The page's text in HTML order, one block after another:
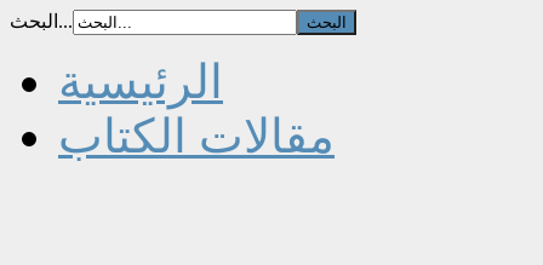
البحث...
الرئيسية
مقالات الكتاب